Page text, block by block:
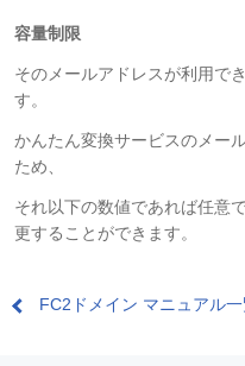
容量制限
そのメールアドレスが利用で
す。
かんたん変換サービスのメー
ため、
それ以下の数値であれば任意
更することができます。
FC2ドメイン マニュアル